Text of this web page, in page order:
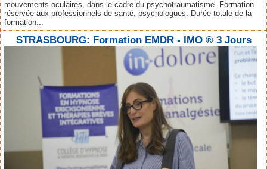
mouvements oculaires, dans le cadre du psychotraumatisme. Formation
réservée aux professionnels de santé, psychologues. Durée totale de la
formation...
STRASBOURG: Formation EMDR - IMO ® 3 Jours